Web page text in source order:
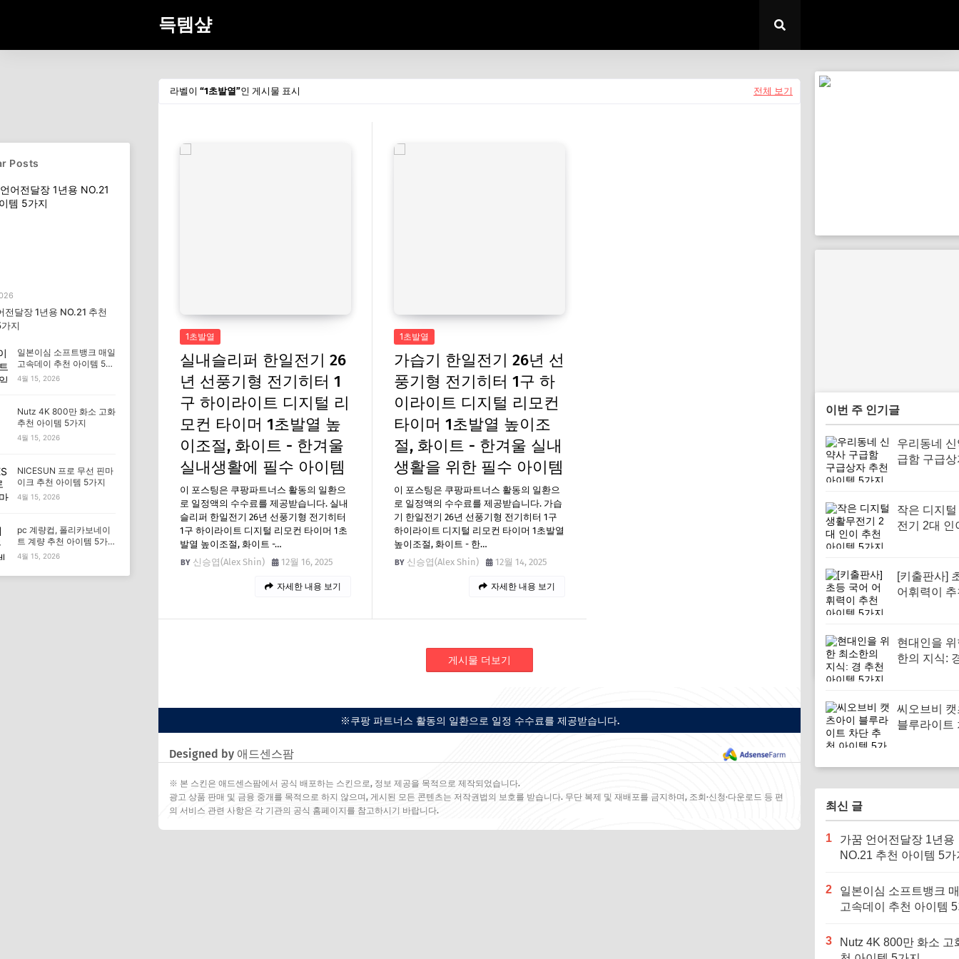
득템샾
라벨이 1초발열 인 게시물 표시 전체 보기
1초발열
실내슬리퍼 한일전기 26
년 선풍기형 전기히터 1
구 하이라이트 디지털 리
모컨 타이머 1초발열 높
이조절, 화이트 - 한겨울
실내생활에 필수 아이템
이 포스팅은 쿠팡파트너스 활동의 일환으
로 일정액의 수수료를 제공받습니다. 실내
슬리퍼 한일전기 26년 선풍기형 전기히터
1구 하이라이트 디지털 리모컨 타이머 1초
발열 높이조절, 화이트 -…
신승엽(Alex Shin)
12월 16, 2025
자세한 내용 보기
1초발열
가습기 한일전기 26년 선
풍기형 전기히터 1구 하
이라이트 디지털 리모컨
타이머 1초발열 높이조
절, 화이트 - 한겨울 실내
생활을 위한 필수 아이템
이 포스팅은 쿠팡파트너스 활동의 일환으
로 일정액의 수수료를 제공받습니다. 가습
기 한일전기 26년 선풍기형 전기히터 1구
하이라이트 디지털 리모컨 타이머 1초발열
높이조절, 화이트 - 한…
신승엽(Alex Shin)
12월 14, 2025
자세한 내용 보기
게시물 더보기
※쿠팡 파트너스 활동의 일환으로 일정 수수료를 제공받습니다.
Designed by 애드센스팜
※ 본 스킨은 애드센스팜에서 공식 배포하는 스킨으로, 정보 제공을 목적으로 제작되었습니다.
광고 상품 판매 및 금융 중개를 목적으로 하지 않으며, 게시된 모든 콘텐츠는 저작권법의 보호를 받습니다. 무단 복제 및 재배포를 금지하며, 조회·신청·다운로드 등 편
의 서비스 관련 사항은 각 기관의 공식 홈페이지를 참고하시기 바랍니다.
이번 주 인기글
우리동네
급함 구급
작은 디지
전기 2대 인
[키출판사]
어휘력이
현대인을
한의 지식:
씨오브비
블루라이트
최신 글
1
가꿈 언어전달장 1년용
NO.21 추천 아이템 5가
2
일본이심 소프트뱅크
고속데이 추천 아이템
3
Nutz 4K 800만 화소 고
Posts
전달장 1년용 NO.21 추천
지
일본이심 소프트뱅크 매일
고속데이 추천 아이템 5가
지
4월 15, 2026
Nutz 4K 800만 화소 고화
추천 아이템 5가지
4월 15, 2026
NICESUN 프로 무선 핀마
이크 추천 아이템 5가지
4월 15, 2026
pc 계량컵, 폴리카보네이
트 계량 추천 아이템 5가
지
4월 15, 2026